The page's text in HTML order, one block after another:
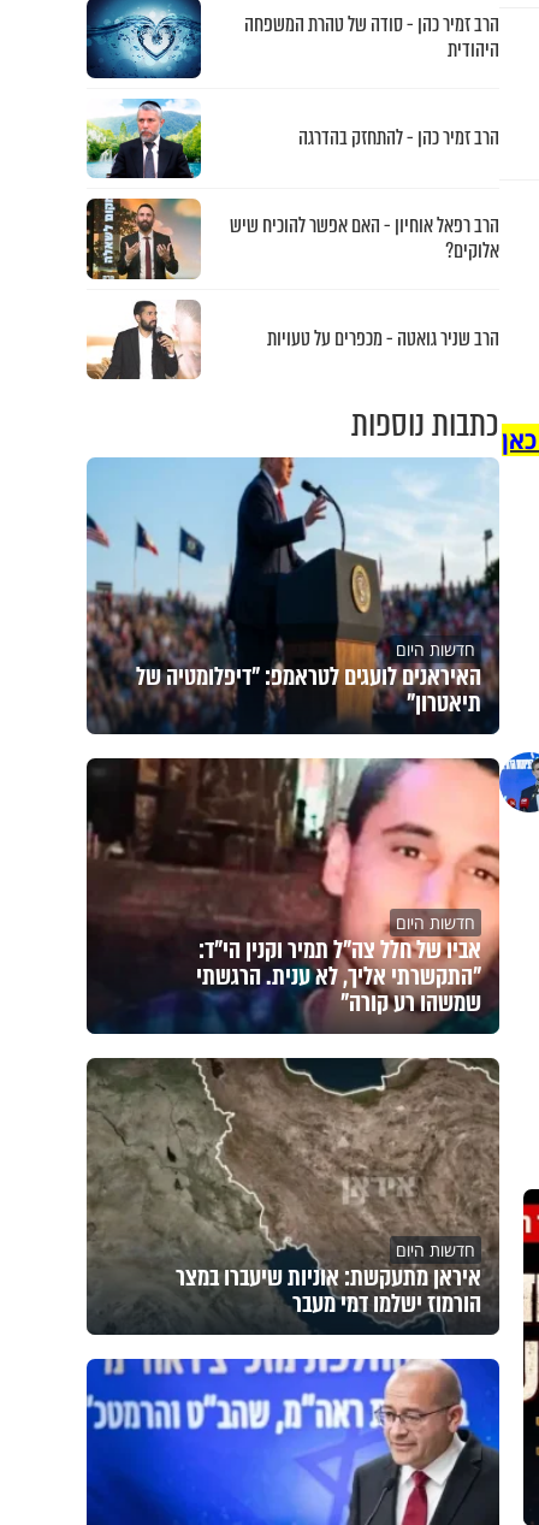
הרב זמיר כהן - סודה של טהרת המשפחה
היהודית
הרב זמיר כהן - להתחזק בהדרגה
הרב רפאל אוחיון - האם אפשר להוכיח שיש
אלוקים?
הרב שניר גואטה - מכפרים על טעויות
כתבות נוספות
חדשות היום
האיראנים לועגים לטראמפ: "דיפלומטיה של
תיאטרון"
חדשות היום
אביו של חלל צה"ל תמיר וקנין הי"ד:
"התקשרתי אליך, לא ענית. הרגשתי
שמשהו רע קורה"
חדשות היום
איראן מתעקשת: אוניות שיעברו במצר
הורמוז ישלמו דמי מעבר